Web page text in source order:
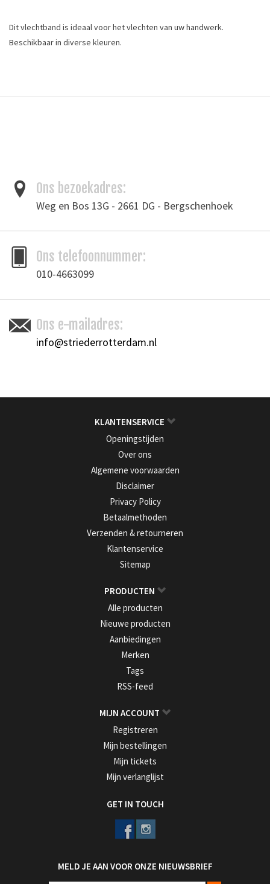
Dit vlechtband is ideaal voor het vlechten van uw handwerk.
Beschikbaar in diverse kleuren.
Garen vlechtband
Merk
Ivan Leathercraft
Ons bezoekadres:
Weg en Bos 13G - 2661 DG - Bergschenhoek
Ons telefoonnummer:
010-4663099
Ons e-mailadres:
info@striederrotterdam.nl
KLANTENSERVICE
Openingstijden
Over ons
Algemene voorwaarden
Disclaimer
Privacy Policy
Betaalmethoden
Verzenden & retourneren
Klantenservice
Sitemap
PRODUCTEN
Alle producten
Nieuwe producten
Aanbiedingen
Merken
Tags
RSS-feed
MIJN ACCOUNT
Registreren
Mijn bestellingen
Mijn tickets
Mijn verlanglijst
GET IN TOUCH
MELD JE AAN VOOR ONZE NIEUWSBRIEF